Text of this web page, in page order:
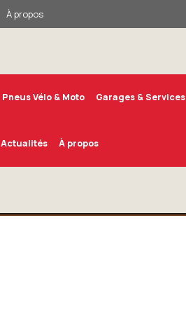
À propos
Pneus Vélo & Moto Garages & Services
Actualités À propos